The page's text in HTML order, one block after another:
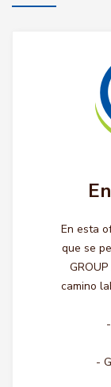
En esta
que se
camino
-